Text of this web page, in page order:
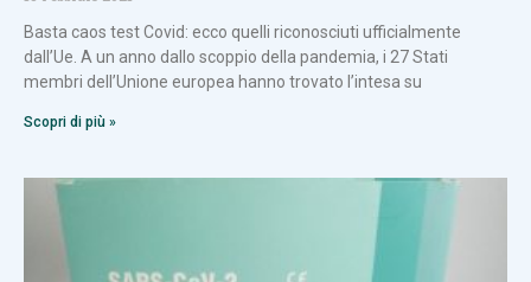
Basta caos test Covid: ecco quelli riconosciuti ufficialmente
dall’Ue. A un anno dallo scoppio della pandemia, i 27 Stati
membri dell’Unione europea hanno trovato l’intesa su
Scopri di più »